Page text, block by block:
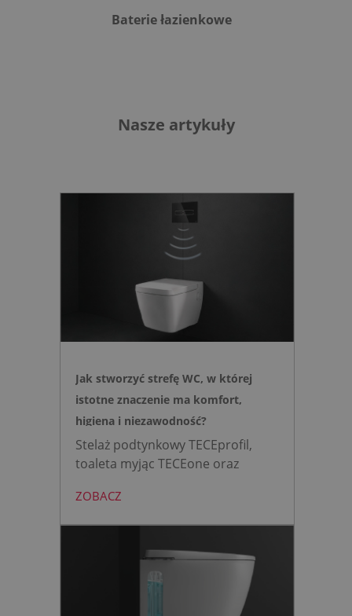
Baterie łazienkowe
Nasze artykuły
Jak stworzyć strefę WC, w której
istotne znaczenie ma komfort,
higiena i niezawodność?
Stelaż podtynkowy TECEprofil,
toaleta myjąc TECEone oraz
mini to zestaw, który warto
wybrać, gdy zależy nam na
bezpiecznej strefie WC. Zamiast
skomplikowanej i podatnej na
ZOBACZ